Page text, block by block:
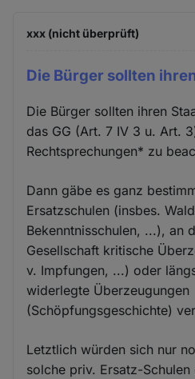
xxx (nicht überprüft)
Die Bürger sollten
Die Bürger sollten ihren
das GG (Art. 7 IV 3 u. Art.
Rechtsprechungen* zu
Dann gäbe es ganz
Ersatzschulen (insbes.
Bekenntnisschulen, ...), an
Gesellschaft kritische
v. Impfungen, ...) oder
widerlegte Überzeugungen
(Schöpfungsgeschichte)
Letztlich würden sich nur
solche priv. Ersatz-